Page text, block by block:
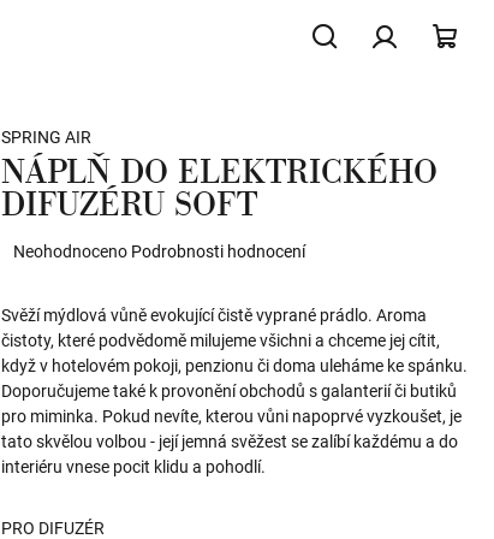
SPRING AIR
NÁPLŇ DO ELEKTRICKÉHO
DIFUZÉRU SOFT
Průměrné
je
0,0
z
5
hvězdiček.
Neohodnoceno Podrobnosti hodnocení
Svěží mýdlová vůně evokující čistě vyprané prádlo. Aroma
čistoty, které podvědomě milujeme všichni a chceme jej cítit,
když v hotelovém pokoji, penzionu či doma uleháme ke spánku.
Doporučujeme také k provonění obchodů s galanterií či butiků
pro miminka. Pokud nevíte, kterou vůni napoprvé vyzkoušet, je
tato skvělou volbou - její jemná svěžest se zalíbí každému a do
interiéru vnese pocit klidu a pohodlí.
PRO DIFUZÉR